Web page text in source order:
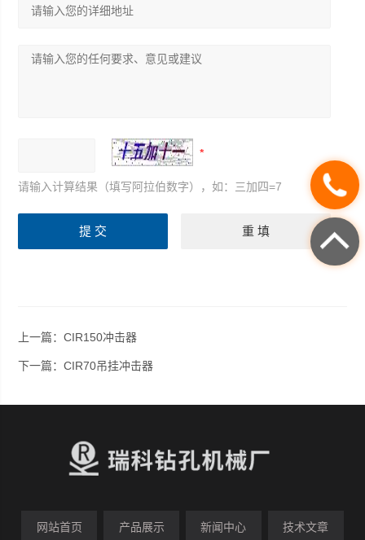
请输入计算结果（填写阿拉伯数字），如：三加四=7
上一篇：CIR150冲击器
下一篇：CIR70吊挂冲击器
网站首页 产品展示 新闻中心 技术文章